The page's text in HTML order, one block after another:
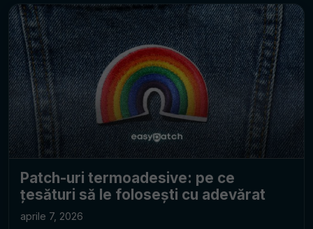
Patch-uri termoadesive: pe ce
țesături să le folosești cu adevărat
aprile 7, 2026